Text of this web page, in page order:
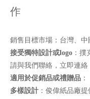
作
銷售目標市場：台灣、
接受獨特設計或logo ：
請與我們聯絡， 立即連絡
適用於促銷品或禮贈品 ：
多樣設計 ：俊偉紙品廠